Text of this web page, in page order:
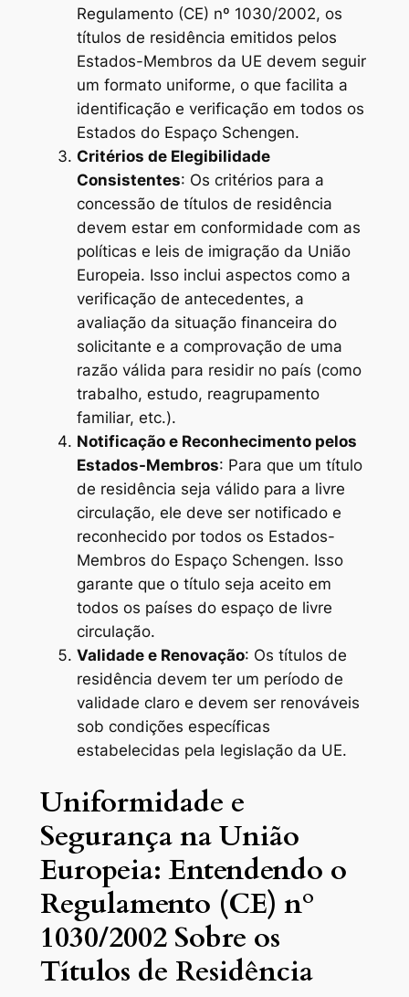
Regulamento (CE) nº 1030/2002, os
títulos de residência emitidos pelos
Estados-Membros da UE devem seguir
um formato uniforme, o que facilita a
identificação e verificação em todos os
Estados do Espaço Schengen.
Critérios de Elegibilidade
Consistentes: Os critérios para a
concessão de títulos de residência
devem estar em conformidade com as
políticas e leis de imigração da União
Europeia. Isso inclui aspectos como a
verificação de antecedentes, a
avaliação da situação financeira do
solicitante e a comprovação de uma
razão válida para residir no país (como
trabalho, estudo, reagrupamento
familiar, etc.).
Notificação e Reconhecimento pelos
Estados-Membros: Para que um título
de residência seja válido para a livre
circulação, ele deve ser notificado e
reconhecido por todos os Estados-
Membros do Espaço Schengen. Isso
garante que o título seja aceito em
todos os países do espaço de livre
circulação.
Validade e Renovação: Os títulos de
residência devem ter um período de
validade claro e devem ser renováveis
sob condições específicas
estabelecidas pela legislação da UE.
Uniformidade e
Segurança na União
Europeia: Entendendo o
Regulamento (CE) nº
1030/2002 Sobre os
Títulos de Residência